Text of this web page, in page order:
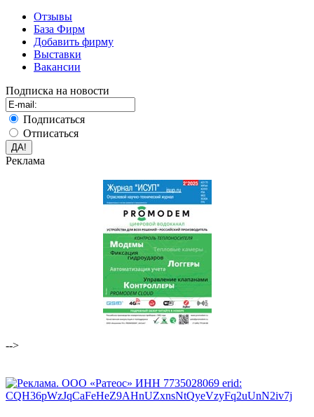
Отзывы
База Фирм
Добавить фирму
Выставки
Вакансии
Подписка на новости
Подписаться
Отписаться
Реклама
-->